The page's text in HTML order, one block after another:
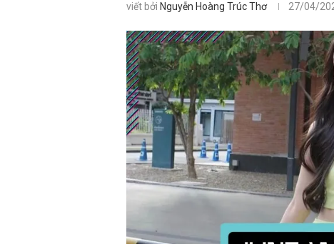
viết bởi Nguyễn Hoàng Trúc Thơ 27/04/